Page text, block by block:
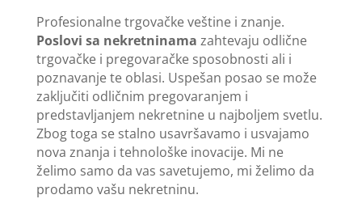
Profesionalne trgovačke veštine i znanje.
Poslovi sa nekretninama zahtevaju odlične
trgovačke i pregovaračke sposobnosti ali i
poznavanje te oblasi. Uspešan posao se može
zaključiti odličnim pregovaranjem i
predstavljanjem nekretnine u najboljem svetlu.
Zbog toga se stalno usavršavamo i usvajamo
nova znanja i tehnološke inovacije. Mi ne
želimo samo da vas savetujemo, mi želimo da
prodamo vašu nekretninu.